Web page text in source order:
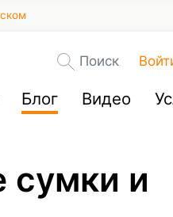
Поиск
Блог Видео
сумки и